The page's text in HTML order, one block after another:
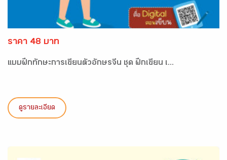
ราคา 48 บาท
แบบฝึกทักษะการเขียนตัวอักษรจีน ชุด ฝึกเขียน เ...
ดูรายละเอียด